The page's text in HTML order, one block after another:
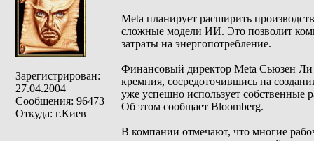
Зарегистрирован:
27.04.2004
Сообщения: 96473
Откуда: г.Киев
Meta планирует расширить
сложные модели ИИ. Это позволит
затраты на энергопотребление.
Финансовый директор Meta Сьюзен Ли
кремния, сосредоточившись на
уже успешно использует собственные
Об этом сообщает Bloomberg.
В компании отмечают, что многие